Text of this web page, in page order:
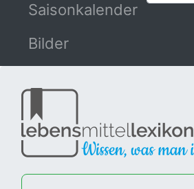
Saisonkalender
Bilder